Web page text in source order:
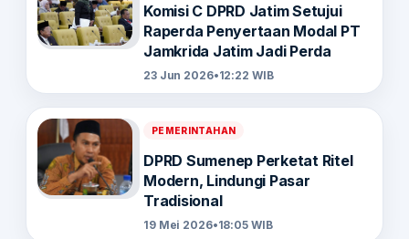
Komisi C DPRD Jatim Setujui
Raperda Penyertaan Modal PT
Jamkrida Jatim Jadi Perda
23 Jun 2026•12:22 WIB
PEMERINTAHAN
DPRD Sumenep Perketat Ritel
Modern, Lindungi Pasar
Tradisional
19 Mei 2026•18:05 WIB